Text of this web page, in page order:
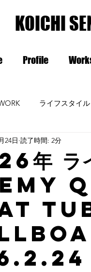
KOICHI
Profile
ライフスタイル
年 ラ
24日 読了時間: 2分